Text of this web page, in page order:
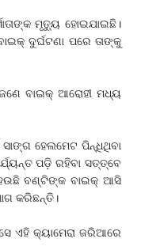
ମୃତ୍ୟୁ ହୋଇଯାଇଛି।
ଦୁର୍ଘଟଣା ପରେ ତାଙ୍କୁ
ବାଇକ୍ ଆରୋହୀ ମଧ୍ୟ
ହେଲମେଟ ପିନ୍ଧିଥିବା
ପଡ଼ି ରହିବା ସତ୍ତ୍ବେ
ବଣ୍ଟିଙ୍କ ବାଇକ୍ ଆସି
କରିଛନ୍ତି।
ଏହି କ୍ୟାମେରା ଜରିଆରେ